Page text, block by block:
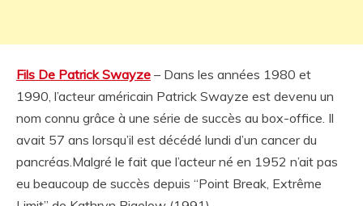
Fils De Patrick Swayze – Dans les années 1980 et
1990, l’acteur américain Patrick Swayze est devenu un
nom connu grâce à une série de succès au box-office. Il
avait 57 ans lorsqu’il est décédé lundi d’un cancer du
pancréas.Malgré le fait que l’acteur né en 1952 n’ait pas
eu beaucoup de succès depuis “Point Break, Extrême